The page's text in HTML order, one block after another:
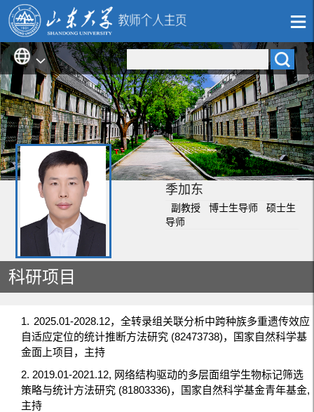
季加东
副教授 博士生导师 硕士生
导师
科研项目
1. 2025.01-2028.12，全转录组关联分析中跨种族多重遗传效应
自适应定位的统计推断方法研究 (82473738)，
国家自然科学基
金面上项目，主持
2. 2019.01-2021.12, 网络结构驱动的多层面组学生物标记筛选
策略与统计方法研究 (81803336)，国家自然科学基金青年基金,
主持